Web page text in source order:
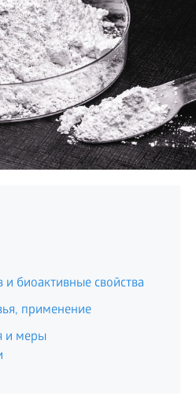
и биоактивные свойства
применение
и меры